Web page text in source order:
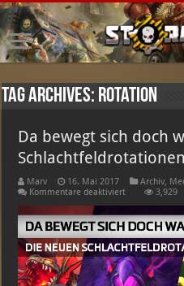
Tag Archives: Rotation
Da bewegt sich doch
Schlachtfeldrotationen
Marv 16. Mai 2017 Archiv,
Kommentare deaktiviertfür
bewegt
sich
doch
was?!
–
3,929